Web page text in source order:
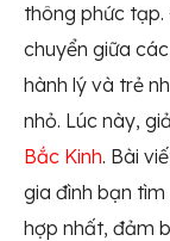
thông phức tạp.
chuyển giữa
hành lý và trẻ
nhỏ. Lúc này,
Bắc Kinh. Bài
gia đình bạn
hợp nhất, đảm